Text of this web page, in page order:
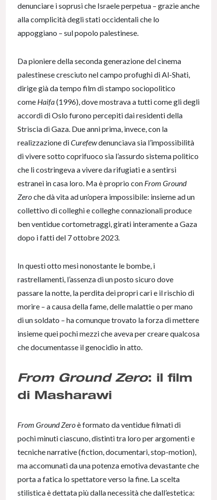
denunciare i soprusi che Israele perpetua – grazie anche
alla complicità degli stati occidentali che lo
appoggiano – sul popolo palestinese.
Da pioniere della seconda generazione del cinema
palestinese cresciuto nel campo profughi di Al-Shati,
dirige già da tempo film di stampo sociopolitico
come Haifa(1996), dove mostrava a tutti come gli degli
accordi di Oslo furono percepiti dai residenti della
Striscia di Gaza. Due anni prima, invece, con la
realizzazione diCurefewdenunciava sia l’impossibilità
di vivere sotto coprifuoco sia l’assurdo sistema politico
che li costringeva a vivere da rifugiati e a sentirsi
estranei in casa loro. Ma è proprio con From Ground
Zeroche dà vita ad un’opera impossibile: insieme ad un
collettivo di colleghi e colleghe connazionali produce
ben ventidue cortometraggi, girati interamente a Gaza
dopo i fatti del 7 ottobre 2023.
In questi otto mesi nonostante le bombe, i
rastrellamenti, l’assenza di un posto sicuro dove
passare la notte, la perdita dei propri cari e il rischio di
morire – a causa della fame, delle malattie o per mano
di un soldato – ha comunque trovato la forza di mettere
insieme quei pochi mezzi che aveva per creare qualcosa
che documentasse il genocidio in atto.
From Ground Zero: il film
di Masharawi
From Ground Zeroè formato da ventidue filmati di
pochi minuti ciascuno, distinti tra loro per argomenti e
tecniche narrative (fiction, documentari, stop-motion),
ma accomunati da una potenza emotiva devastante che
porta a fatica lo spettatore verso la fine. La scelta
stilistica è dettata più dalla necessità che dall’estetica: